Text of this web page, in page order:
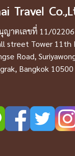
Travel
ญาตเลขที่ 11/02206
street Tower 11th
Road,
Bangkok 10500